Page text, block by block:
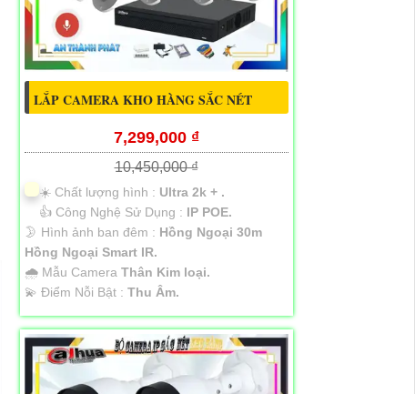
LẮP CAMERA KHO HÀNG SẮC NÉT
7,299,000 ₫
10,450,000 ₫
☀️ Chất lượng hình : Ultra 2k + .
👍 Công Nghệ Sử Dụng : IP POE.
🌛 Hình ảnh ban đêm : Hồng Ngoại 30m
Hồng Ngoại Smart IR.
🌧️ Mẫu Camera Thân Kim loại.
️💫 Điểm Nỗi Bật : Thu Âm.